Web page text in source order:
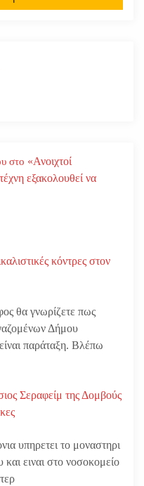
στο «Ανοιχτοί
εξακολουθεί να
κόντρες στον
θα γνωρίζετε πως
Δήμου
παράταξη. Βλέπω
Σεραφείμ της Δομβούς
υπηρετει το μοναστηρι
ειναι στο νοσοκομείο